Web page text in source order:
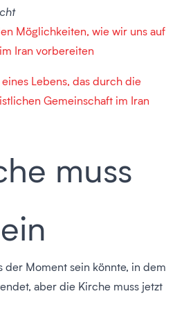
Möglichkeiten, wie wir uns auf
Iran vorbereiten
eines Lebens, das durch die
Gemeinschaft im Iran
muss
der Moment sein könnte, in dem
aber die Kirche muss jetzt